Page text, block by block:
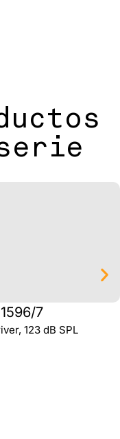
7
123 dB SPL